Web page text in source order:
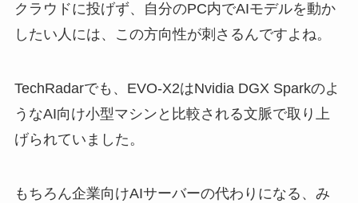
クラウドに投げず、自分のPC内でAIモデルを動か
したい人には、この方向性が刺さるんですよね。
TechRadarでも、EVO-X2はNvidia DGX Sparkのよ
うなAI向け小型マシンと比較される文脈で取り上
げられていました。
もちろん企業向けAIサーバーの代わりになる、み